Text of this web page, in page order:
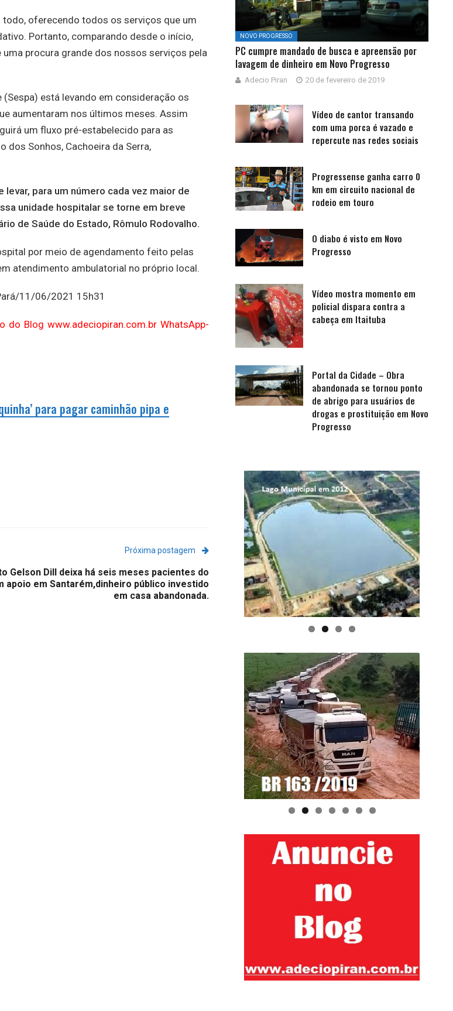
oferecendo todos os serviços que um
Portanto, comparando desde o início,
procura grande dos nossos serviços pela
está levando em consideração os
aumentaram nos últimos meses. Assim
um fluxo pré-estabelecido para as
dos Sonhos, Cachoeira da Serra,
para um número cada vez maior de
unidade hospitalar se torne em breve
de Saúde do Estado, Rômulo Rodovalho.
por meio de agendamento feito pelas
atendimento ambulatorial no próprio local.
11/06/2021 15h31
Blog www.adeciopiran.com.br WhatsApp-
para pagar caminhão pipa e
Próxima postagem
Gelson Dill deixa há seis meses pacientes do
apoio em Santarém,dinheiro público investido
em casa abandonada.
NOVO PROGRESSO
PC cumpre mandado de busca e apreensão por
lavagem de dinheiro em Novo Progresso
Adecio Piran 20 de fevereiro de 2019
Vídeo de cantor transando
com uma porca é vazado e
repercute nas redes sociais
Progressense ganha carro 0
km em circuito nacional de
rodeio em touro
O diabo é visto em Novo
Progresso
Vídeo mostra momento em
policial dispara contra a
cabeça em Itaituba
Portal da Cidade – Obra
abandonada se tornou ponto
de abrigo para usuários de
drogas e prostituição em Novo
Progresso